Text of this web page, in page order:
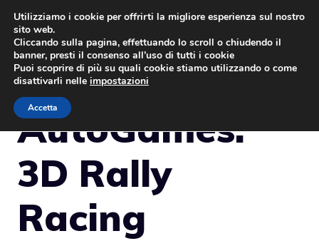
Vai
contenuto
AutoGames:
3D Rally
Racing
Utilizziamo i cookie per offrirti la migliore esperienza sul nostro
sito web.
Cliccando sulla pagina, effettuando lo scroll o chiudendo il
banner, presti il consenso all’uso di tutti i cookie
Puoi scoprire di più su quali cookie stiamo utilizzando o come
disattivarli nelle impostazioni
Accetta